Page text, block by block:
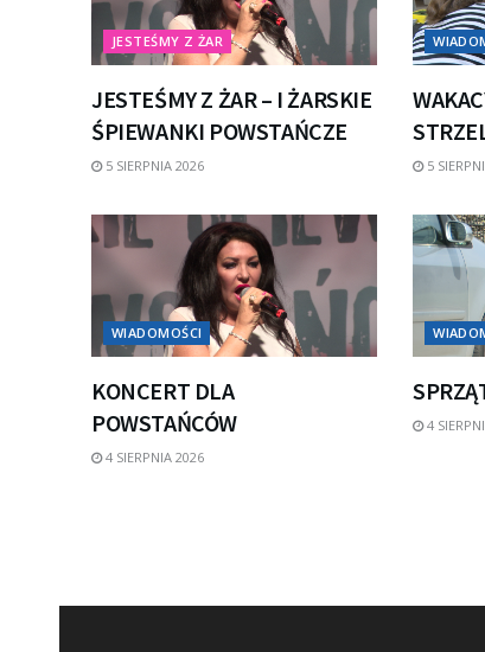
JESTEŚMY Z ŻAR
JESTEŚMY Z ŻAR – I ŻARSKIE
ŚPIEWANKI POWSTAŃCZE
5 SIERPNIA 2026 5
WIADOMOŚCI
KONCERT DLA
POWSTAŃCÓW
4 SIERPNIA 2026
4